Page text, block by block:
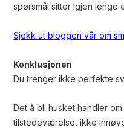
spørsmål sitter igjen lenge
Sjekk ut bloggen vår om
Konklusjonen
Du trenger ikke perfekte
Det å bli husket handler
tilstedeværelse, ikke